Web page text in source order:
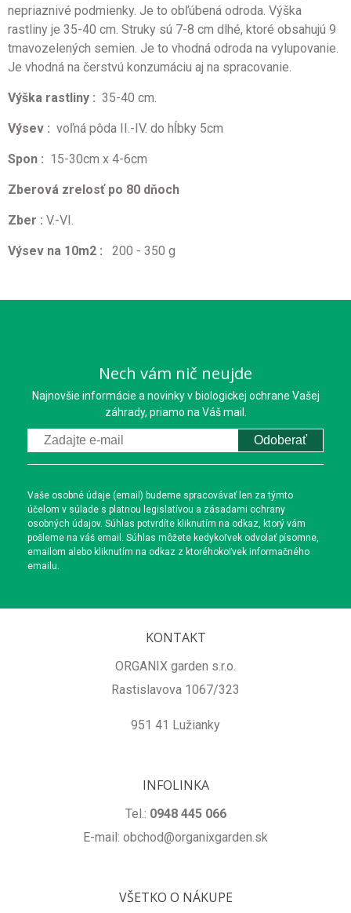
nepriaznivé podmienky. Je to obľúbená odroda. Výška
rastliny je 35-40 cm. Struky sú 7-8 cm dlhé, ktoré obsahujú 9
tmavozelených semien. Je to vhodná odroda na vylupovanie.
Je vhodná na čerstvú konzumáciu aj na spracovanie.
Výška rastliny : 35-40 cm.
Výsev : voľná pôda II.-IV. do hĺbky 5cm
Spon : 15-30cm x 4-6cm
Zberová zrelosť po 80 dňoch
Zber : V.-VI.
Výsev na 10m2 : 200 - 350 g
Nech vám nič neujde
Najnovšie informácie a novinky v biologickej ochrane Vašej
záhrady, priamo na Váš mail.
Odoberať
Vaše osobné údaje (email) budeme spracovávať len za týmto
účelom v súlade s platnou legislatívou a zásadami ochrany
osobných údajov. Súhlas potvrdíte kliknutím na odkaz, ktorý vám
pošleme na váš email. Súhlas môžete kedykoľvek odvolať písomne,
emailom alebo kliknutím na odkaz z ktoréhokoľvek informačného
emailu.
KONTAKT
ORGANIX garden s.r.o.
Rastislavova 1067/323
951 41 Lužianky
INFOLINKA
Tel.: 0948 445 066
E-mail: obchod@organixgarden.sk
VŠETKO O NÁKUPE